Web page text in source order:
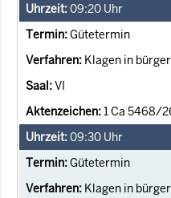
09:20 Uhr
Gütetermin
Klagen in
VI
1 Ca 5468/
09:30 Uhr
Gütetermin
Klagen in